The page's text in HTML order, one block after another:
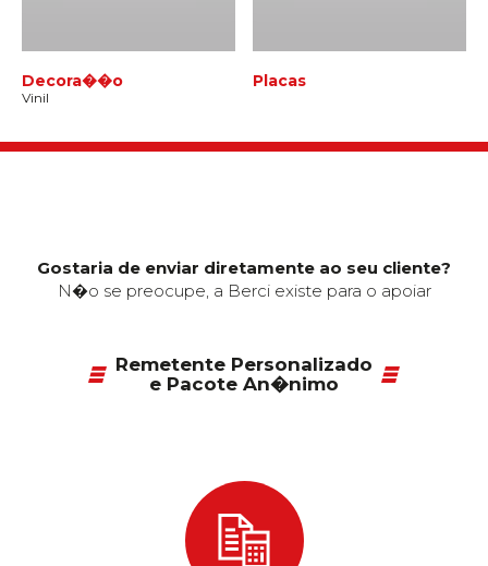
Decora��o
Vinil
Placas
Gostaria de enviar diretamente ao seu cliente?
N�o se preocupe, a Berci existe para o apoiar
Remetente Personalizado
e Pacote An�nimo